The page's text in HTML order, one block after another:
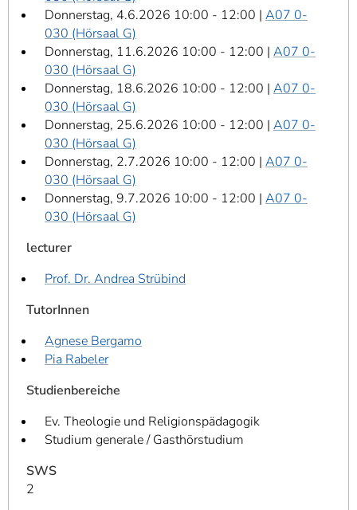
Donnerstag, 4.6.2026 10:00 - 12:00 | A07 0-
030 (Hörsaal G)
Donnerstag, 11.6.2026 10:00 - 12:00 | A07 0-
030 (Hörsaal G)
Donnerstag, 18.6.2026 10:00 - 12:00 | A07 0-
030 (Hörsaal G)
Donnerstag, 25.6.2026 10:00 - 12:00 | A07 0-
030 (Hörsaal G)
Donnerstag, 2.7.2026 10:00 - 12:00 | A07 0-
030 (Hörsaal G)
Donnerstag, 9.7.2026 10:00 - 12:00 | A07 0-
030 (Hörsaal G)
lecturer
Prof. Dr. Andrea Strübind
TutorInnen
Agnese Bergamo
Pia Rabeler
Studienbereiche
Ev. Theologie und Religionspädagogik
Studium generale / Gasthörstudium
SWS
2